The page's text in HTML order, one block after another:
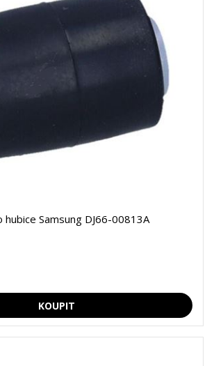
hubice Samsung DJ66-00813A